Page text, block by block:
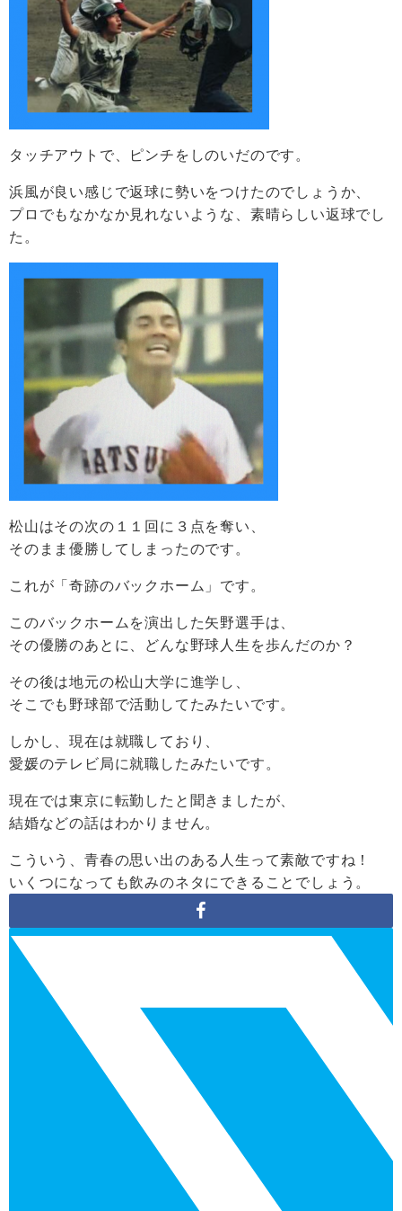
タッチアウトで、ピンチをしのいだのです。
浜風が良い感じで返球に勢いをつけたのでしょうか、
プロでもなかなか見れないような、素晴らしい返球でし
た。
松山はその次の１１回に３点を奪い、
そのまま優勝してしまったのです。
これが「奇跡のバックホーム」です。
このバックホームを演出した矢野選手は、
その優勝のあとに、どんな野球人生を歩んだのか？
その後は地元の松山大学に進学し、
そこでも野球部で活動してたみたいです。
しかし、現在は就職しており、
愛媛のテレビ局に就職したみたいです。
現在では東京に転勤したと聞きましたが、
結婚などの話はわかりません。
こういう、青春の思い出のある人生って素敵ですね！
いくつになっても飲みのネタにできることでしょう。